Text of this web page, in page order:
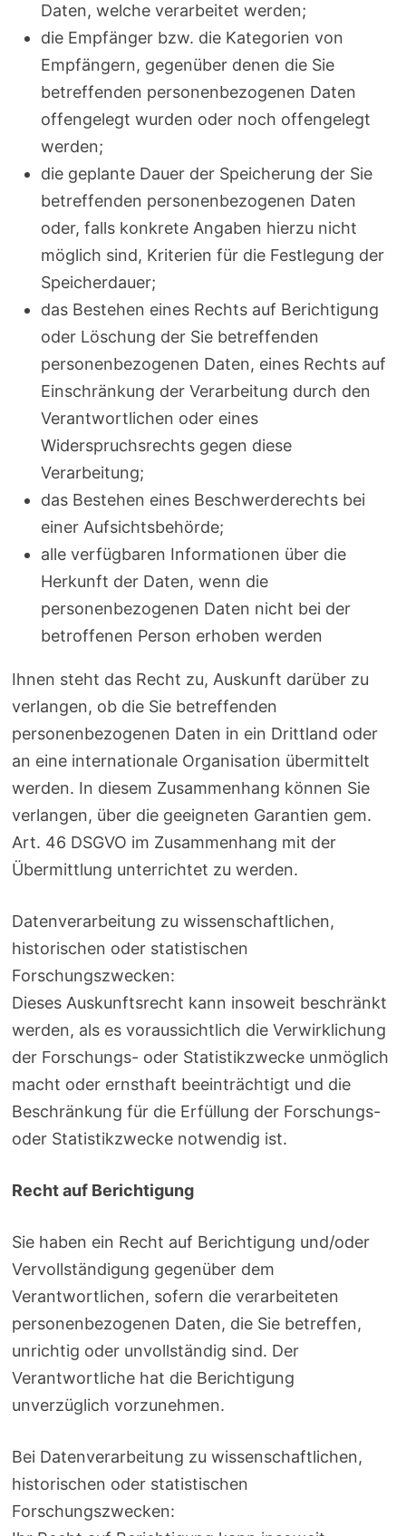
Daten, welche verarbeitet werden;
die Empfänger bzw. die Kategorien von
Empfängern, gegenüber denen die Sie
betreffenden personenbezogenen Daten
offengelegt wurden oder noch offengelegt
werden;
die geplante Dauer der Speicherung der Sie
betreffenden personenbezogenen Daten
oder, falls konkrete Angaben hierzu nicht
möglich sind, Kriterien für die Festlegung der
Speicherdauer;
das Bestehen eines Rechts auf Berichtigung
oder Löschung der Sie betreffenden
personenbezogenen Daten, eines Rechts auf
Einschränkung der Verarbeitung durch den
Verantwortlichen oder eines
Widerspruchsrechts gegen diese
Verarbeitung;
das Bestehen eines Beschwerderechts bei
einer Aufsichtsbehörde;
alle verfügbaren Informationen über die
Herkunft der Daten, wenn die
personenbezogenen Daten nicht bei der
betroffenen Person erhoben werden
Ihnen steht das Recht zu, Auskunft darüber zu
verlangen, ob die Sie betreffenden
personenbezogenen Daten in ein Drittland oder
an eine internationale Organisation übermittelt
werden. In diesem Zusammenhang können Sie
verlangen, über die geeigneten Garantien gem.
Art. 46 DSGVO im Zusammenhang mit der
Übermittlung unterrichtet zu werden.
Datenverarbeitung zu wissenschaftlichen,
historischen oder statistischen
Forschungszwecken:
Dieses Auskunftsrecht kann insoweit beschränkt
werden, als es voraussichtlich die Verwirklichung
der Forschungs- oder Statistikzwecke unmöglich
macht oder ernsthaft beeinträchtigt und die
Beschränkung für die Erfüllung der Forschungs-
oder Statistikzwecke notwendig ist.
Recht auf Berichtigung
Sie haben ein Recht auf Berichtigung und/oder
Vervollständigung gegenüber dem
Verantwortlichen, sofern die verarbeiteten
personenbezogenen Daten, die Sie betreffen,
unrichtig oder unvollständig sind. Der
Verantwortliche hat die Berichtigung
unverzüglich vorzunehmen.
Bei Datenverarbeitung zu wissenschaftlichen,
historischen oder statistischen
Forschungszwecken: